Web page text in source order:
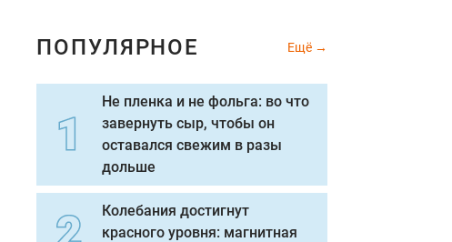
ПОПУЛЯРНОЕ Ещё
Не пленка и не фольга: во что
завернуть сыр, чтобы он
оставался свежим в разы
дольше
Колебания достигнут
красного уровня: магнитная